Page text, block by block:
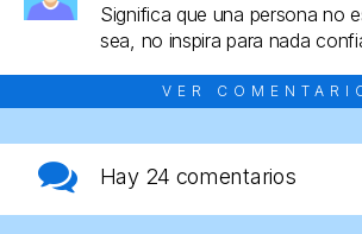
Significa que una persona no
sea, no inspira para nada
VER
Hay 24 comentarios